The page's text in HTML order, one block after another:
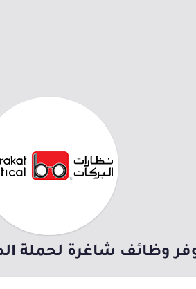
وظائف شاغرة لحملة